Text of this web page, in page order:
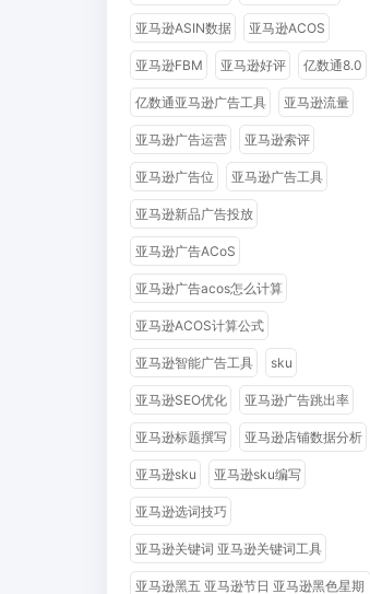
亚马逊ASIN数据 亚马逊ACOS
亚马逊FBM 亚马逊好评 亿数通8.0
亿数通亚马逊广告工具 亚马逊流量
亚马逊广告运营 亚马逊索评
亚马逊广告位 亚马逊广告工具
亚马逊新品广告投放
亚马逊广告ACoS
亚马逊广告acos怎么计算
亚马逊ACOS计算公式
亚马逊智能广告工具 sku
亚马逊SEO优化 亚马逊广告跳出率
亚马逊标题撰写 亚马逊店铺数据分析
亚马逊sku 亚马逊sku编写
亚马逊选词技巧
亚马逊关键词 亚马逊关键词工具
亚马逊黑五 亚马逊节日 亚马逊黑色星期